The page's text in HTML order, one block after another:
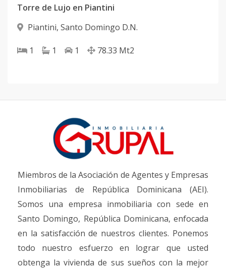
Torre de Lujo en Piantini
Piantini, Santo Domingo D.N.
1 1 1 78.33 Mt2
Miembros de la Asociación de Agentes y Empresas
Inmobiliarias de República Dominicana (AEI).
Somos una empresa inmobiliaria con sede en
Santo Domingo, República Dominicana, enfocada
en la satisfacción de nuestros clientes. Ponemos
todo nuestro esfuerzo en lograr que usted
obtenga la vivienda de sus sueños con la mejor